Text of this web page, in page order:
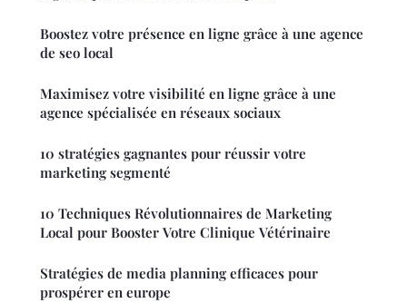
Boostez votre présence en ligne grâce à une agence
de seo local
Maximisez votre visibilité en ligne grâce à une
agence spécialisée en réseaux sociaux
10 stratégies gagnantes pour réussir votre
marketing segmenté
10 Techniques Révolutionnaires de Marketing
Local pour Booster Votre Clinique Vétérinaire
Stratégies de media planning efficaces pour
prospérer en europe